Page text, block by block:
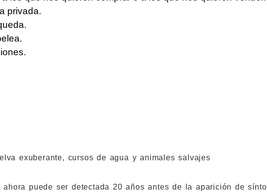
privada.
exuberante, cursos de agua y animales salvajes
ahora puede ser detectada 20 años antes de la aparición de